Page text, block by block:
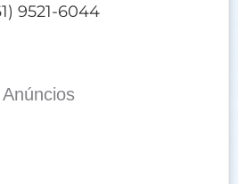
9521-6044
Anúncios